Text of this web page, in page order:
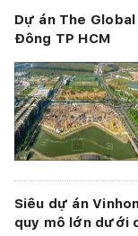
Dự án The
Đông TP HCM
Siêu dự án
quy mô lớn dưới